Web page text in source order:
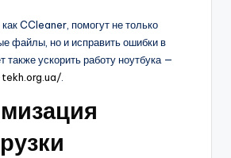
CCleaner, помогут не только
файлы, но и исправить ошибки в
также ускорить работу ноутбука —